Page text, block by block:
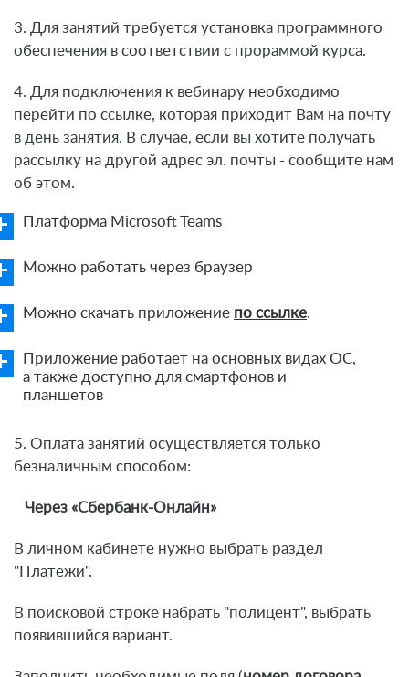
3. Для занятий требуется установка программного
обеспечения в соответствии с прораммой курса.
4. Для подключения к вебинару необходимо
перейти по ссылке, которая приходит Вам на почту
в день занятия. В случае, если вы хотите получать
рассылку на другой адрес эл. почты - сообщите нам
об этом.
Платформа Microsoft Teams
Можно работать через браузер
Можно скачать приложение по ссылке.
Приложение работает на основных видах ОС,
а также доступно для смартфонов и
планшетов
5. Оплата занятий осуществляется только
безналичным способом:
Через «Сбербанк-Онлайн»
В личном кабинете нужно выбрать раздел
"Платежи".
В поисковой строке набрать "полицент", выбрать
появившийся вариант.